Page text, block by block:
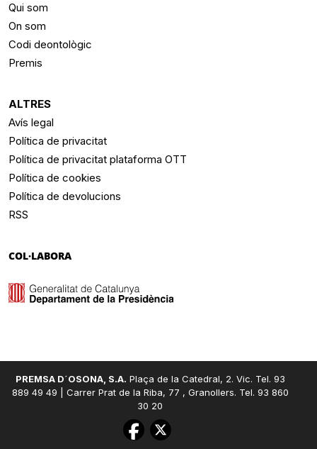
Qui som
On som
Codi deontològic
Premis
ALTRES
Avís legal
Política de privacitat
Política de privacitat plataforma OTT
Política de cookies
Política de devolucions
RSS
COL·LABORA
PREMSA D´OSONA, S.A. Plaça de la Catedral, 2. Vic. Tel. 93
889 49 49 | Carrer Prat de la Riba, 77 , Granollers. Tel. 93 860
30 20